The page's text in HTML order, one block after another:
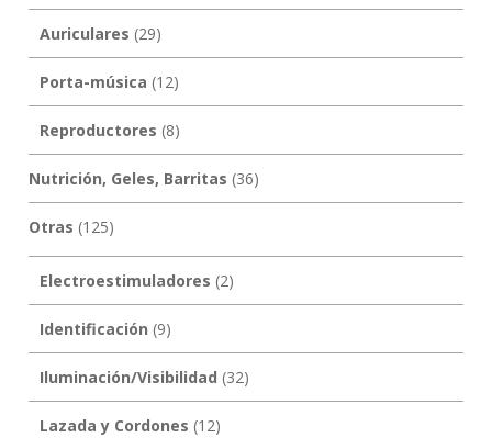
Auriculares (29)
Porta-música (12)
Reproductores (8)
Nutrición, Geles, Barritas (36)
Otras (125)
Electroestimuladores (2)
Identificación (9)
Iluminación/Visibilidad (32)
Lazada y Cordones (12)